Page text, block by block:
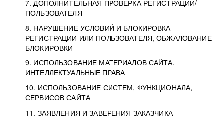
7. ДОПОЛНИТЕЛЬНАЯ ПРОВЕРКА РЕГИСТРАЦИИ/
ПОЛЬЗОВАТЕЛЯ
8. НАРУШЕНИЕ УСЛОВИЙ И БЛОКИРОВКА
РЕГИСТРАЦИИ ИЛИ ПОЛЬЗОВАТЕЛЯ, ОБЖАЛОВАНИЕ
БЛОКИРОВКИ
9. ИСПОЛЬЗОВАНИЕ МАТЕРИАЛОВ САЙТА.
ИНТЕЛЛЕКТУАЛЬНЫЕ ПРАВА
10. ИСПОЛЬЗОВАНИЕ СИСТЕМ, ФУНКЦИОНАЛА,
СЕРВИСОВ САЙТА
11. ЗАЯВЛЕНИЯ И ЗАВЕРЕНИЯ ЗАКАЗЧИКА